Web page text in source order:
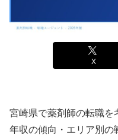
X
宮崎県で薬剤師の転職を
年収の傾向・エリア別の